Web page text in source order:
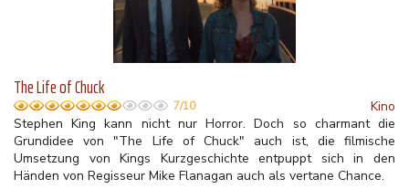
The Life of Chuck
7/10
Kino
Stephen King kann nicht nur Horror. Doch so charmant die
Grundidee von "The Life of Chuck" auch ist, die filmische
Umsetzung von Kings Kurzgeschichte entpuppt sich in den
Händen von Regisseur Mike Flanagan auch als vertane Chance.